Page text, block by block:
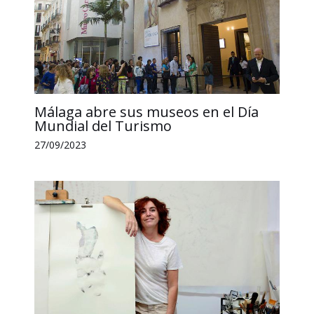
Málaga abre sus museos en el Día
Mundial del Turismo
27/09/2023